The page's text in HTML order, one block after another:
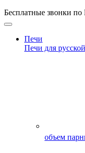
Бесплатные звонки по
Печи
Печи для
объем